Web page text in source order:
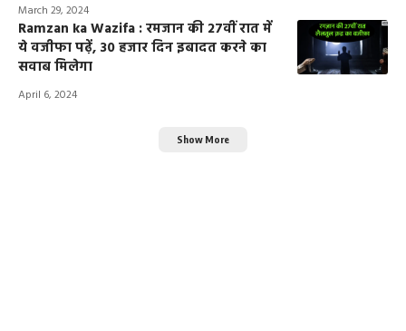
March 29, 2024
Ramzan ka Wazifa : रमजान की 27वीं रात में
ये वजीफा पढ़ें, 30 हजार दिन इबादत करने का
सवाब मिलेगा
April 6, 2024
Show More